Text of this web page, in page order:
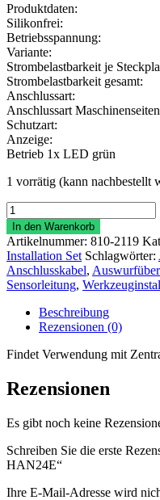
Produktdaten:
Variante:
Strombelastbarkeit je
Strombelastbarkeit
Anschlussart:
Anschlussart
Schutzart:
Anzeige:
Betrieb 1x LED grün
1 vorrätig (kann nachbestellt
Adapterkabel
HAN10E
auf
HAN24E
Menge
In den Warenkorb
Artikelnummer: 810-2119
Installation Set Schlagwörter:
Anschlusskabel,
Sensorleitung,
Beschreibung
Rezensionen (0)
Findet Verwendung mit
Rezensionen
Es gibt noch keine
Schreiben Sie die erste
HAN24E“
Ihre E-Mail-Adresse wird